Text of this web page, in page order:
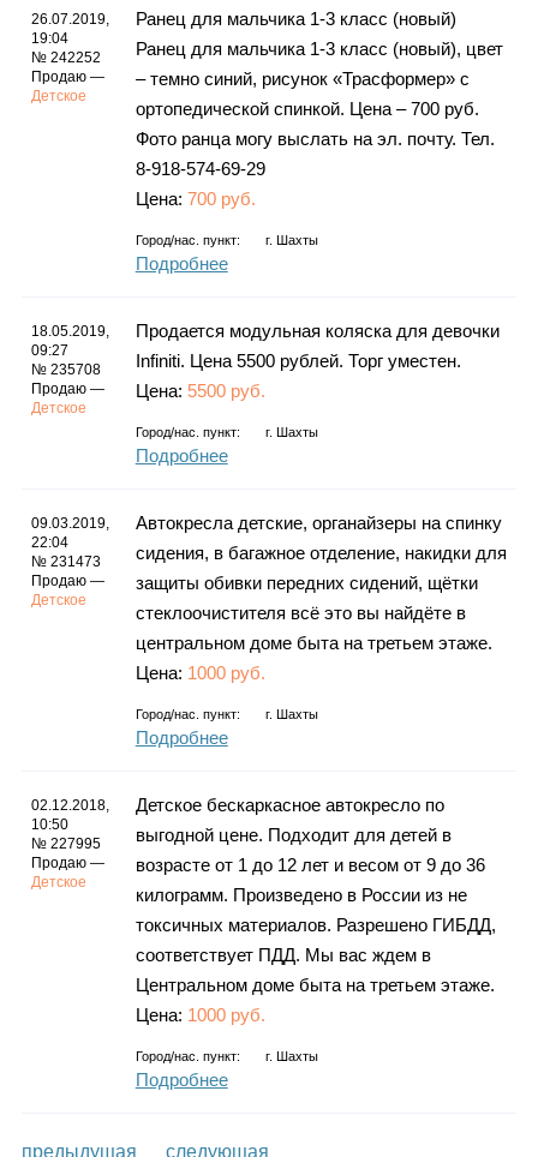
26.07.2019,
19:04
№ 242252
Продаю —
Детское
Ранец для мальчика 1-3 класс (новый)
Ранец для мальчика 1-3 класс (новый), цвет
– темно синий, рисунок «Трасформер» с
ортопедической спинкой. Цена – 700 руб.
Фото ранца могу выслать на эл. почту. Тел.
8-918-574-69-29
Цена: 700 руб.
Город/нас. пункт: г. Шахты
Подробнее
18.05.2019,
09:27
№ 235708
Продаю —
Детское
Продается модульная коляска для девочки
Infiniti. Цена 5500 рублей. Торг уместен.
Цена: 5500 руб.
Город/нас. пункт: г. Шахты
Подробнее
09.03.2019,
22:04
№ 231473
Продаю —
Детское
Автокресла детские, органайзеры на спинку
сидения, в багажное отделение, накидки для
защиты обивки передних сидений, щётки
стеклоочистителя всё это вы найдёте в
центральном доме быта на третьем этаже.
Цена: 1000 руб.
Город/нас. пункт: г. Шахты
Подробнее
02.12.2018,
10:50
№ 227995
Продаю —
Детское
Детское бескаркасное автокресло по
выгодной цене. Подходит для детей в
возрасте от 1 до 12 лет и весом от 9 до 36
килограмм. Произведено в России из не
токсичных материалов. Разрешено ГИБДД,
соответствует ПДД. Мы вас ждем в
Центральном доме быта на третьем этаже.
Цена: 1000 руб.
Город/нас. пункт: г. Шахты
Подробнее
предыдущая следующая